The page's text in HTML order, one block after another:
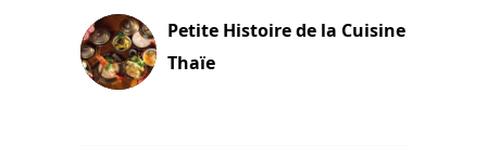
Petite Histoire de la Cuisine
Thaïe